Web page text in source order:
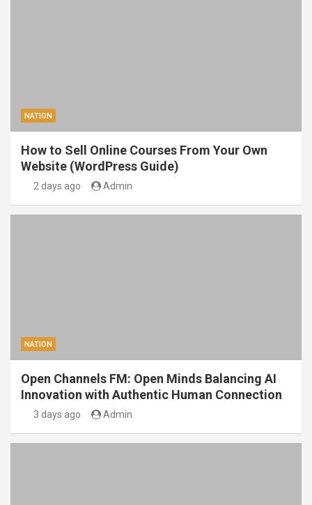
NATION
How to Sell Online Courses From Your Own
Website (WordPress Guide)
2 days ago Admin
NATION
Open Channels FM: Open Minds Balancing AI
Innovation with Authentic Human Connection
3 days ago Admin